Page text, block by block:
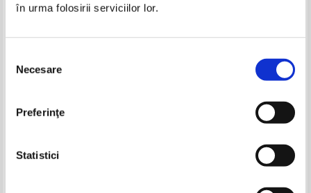
în urma folosirii serviciilor lor.
consimțământului
Necesare
Preferinţe
Statistici